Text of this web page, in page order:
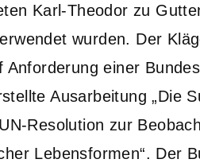
Karl-Theodor zu
wurden. Der
einer
Ausarbeitung „Die
Resolution zur
Lebensformen“. Der